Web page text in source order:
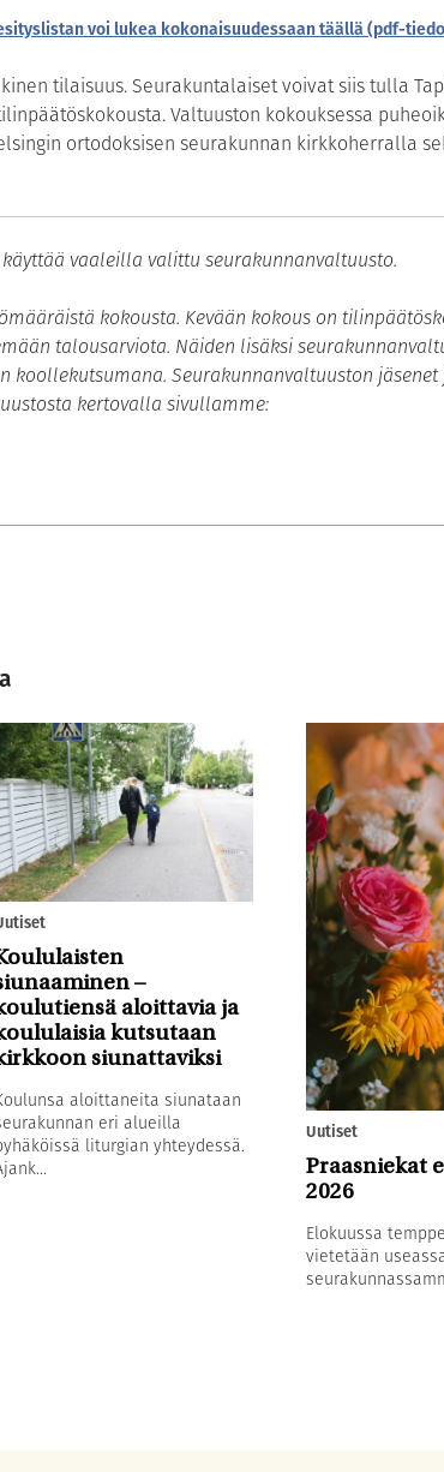
voi lukea kokonaisuudessaan täällä (pdf-
tilaisuus. Seurakuntalaiset voivat siis tulla
Valtuuston kokouksessa
ortodoksisen seurakunnan kirkkoherralla
vaaleilla valittu seurakunnanvaltuusto.
kokousta. Kevään kokous on
talousarviota. Näiden lisäksi
koollekutsumana. Seurakunnanvaltuuston
kertovalla sivullamme:
–
aloittavia ja
kutsutaan
siunattaviksi
aloittaneita siunataan
eri alueilla
liturgian yhteydessä.
Uutiset
Praasniekat
2026
Elokuussa
vietetään